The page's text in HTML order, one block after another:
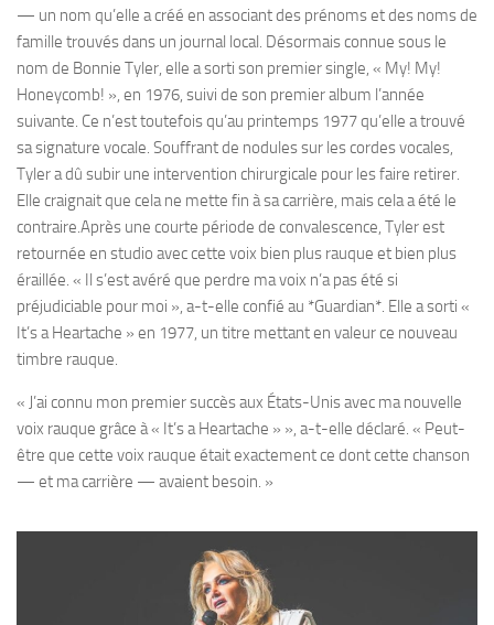
— un nom qu’elle a créé en associant des prénoms et des noms de
famille trouvés dans un journal local. Désormais connue sous le
nom de Bonnie Tyler, elle a sorti son premier single, « My! My!
Honeycomb! », en 1976, suivi de son premier album l’année
suivante. Ce n’est toutefois qu’au printemps 1977 qu’elle a trouvé
sa signature vocale. Souffrant de nodules sur les cordes vocales,
Tyler a dû subir une intervention chirurgicale pour les faire retirer.
Elle craignait que cela ne mette fin à sa carrière, mais cela a été le
contraire.Après une courte période de convalescence, Tyler est
retournée en studio avec cette voix bien plus rauque et bien plus
éraillée. « Il s’est avéré que perdre ma voix n’a pas été si
préjudiciable pour moi », a-t-elle confié au *Guardian*. Elle a sorti «
It’s a Heartache » en 1977, un titre mettant en valeur ce nouveau
timbre rauque.
« J’ai connu mon premier succès aux États-Unis avec ma nouvelle
voix rauque grâce à « It’s a Heartache » », a-t-elle déclaré. « Peut-
être que cette voix rauque était exactement ce dont cette chanson
— et ma carrière — avaient besoin. »